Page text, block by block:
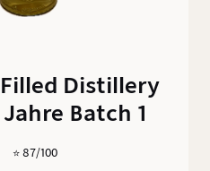
Distillery
Jahre Batch 1
⭐️ 87/100